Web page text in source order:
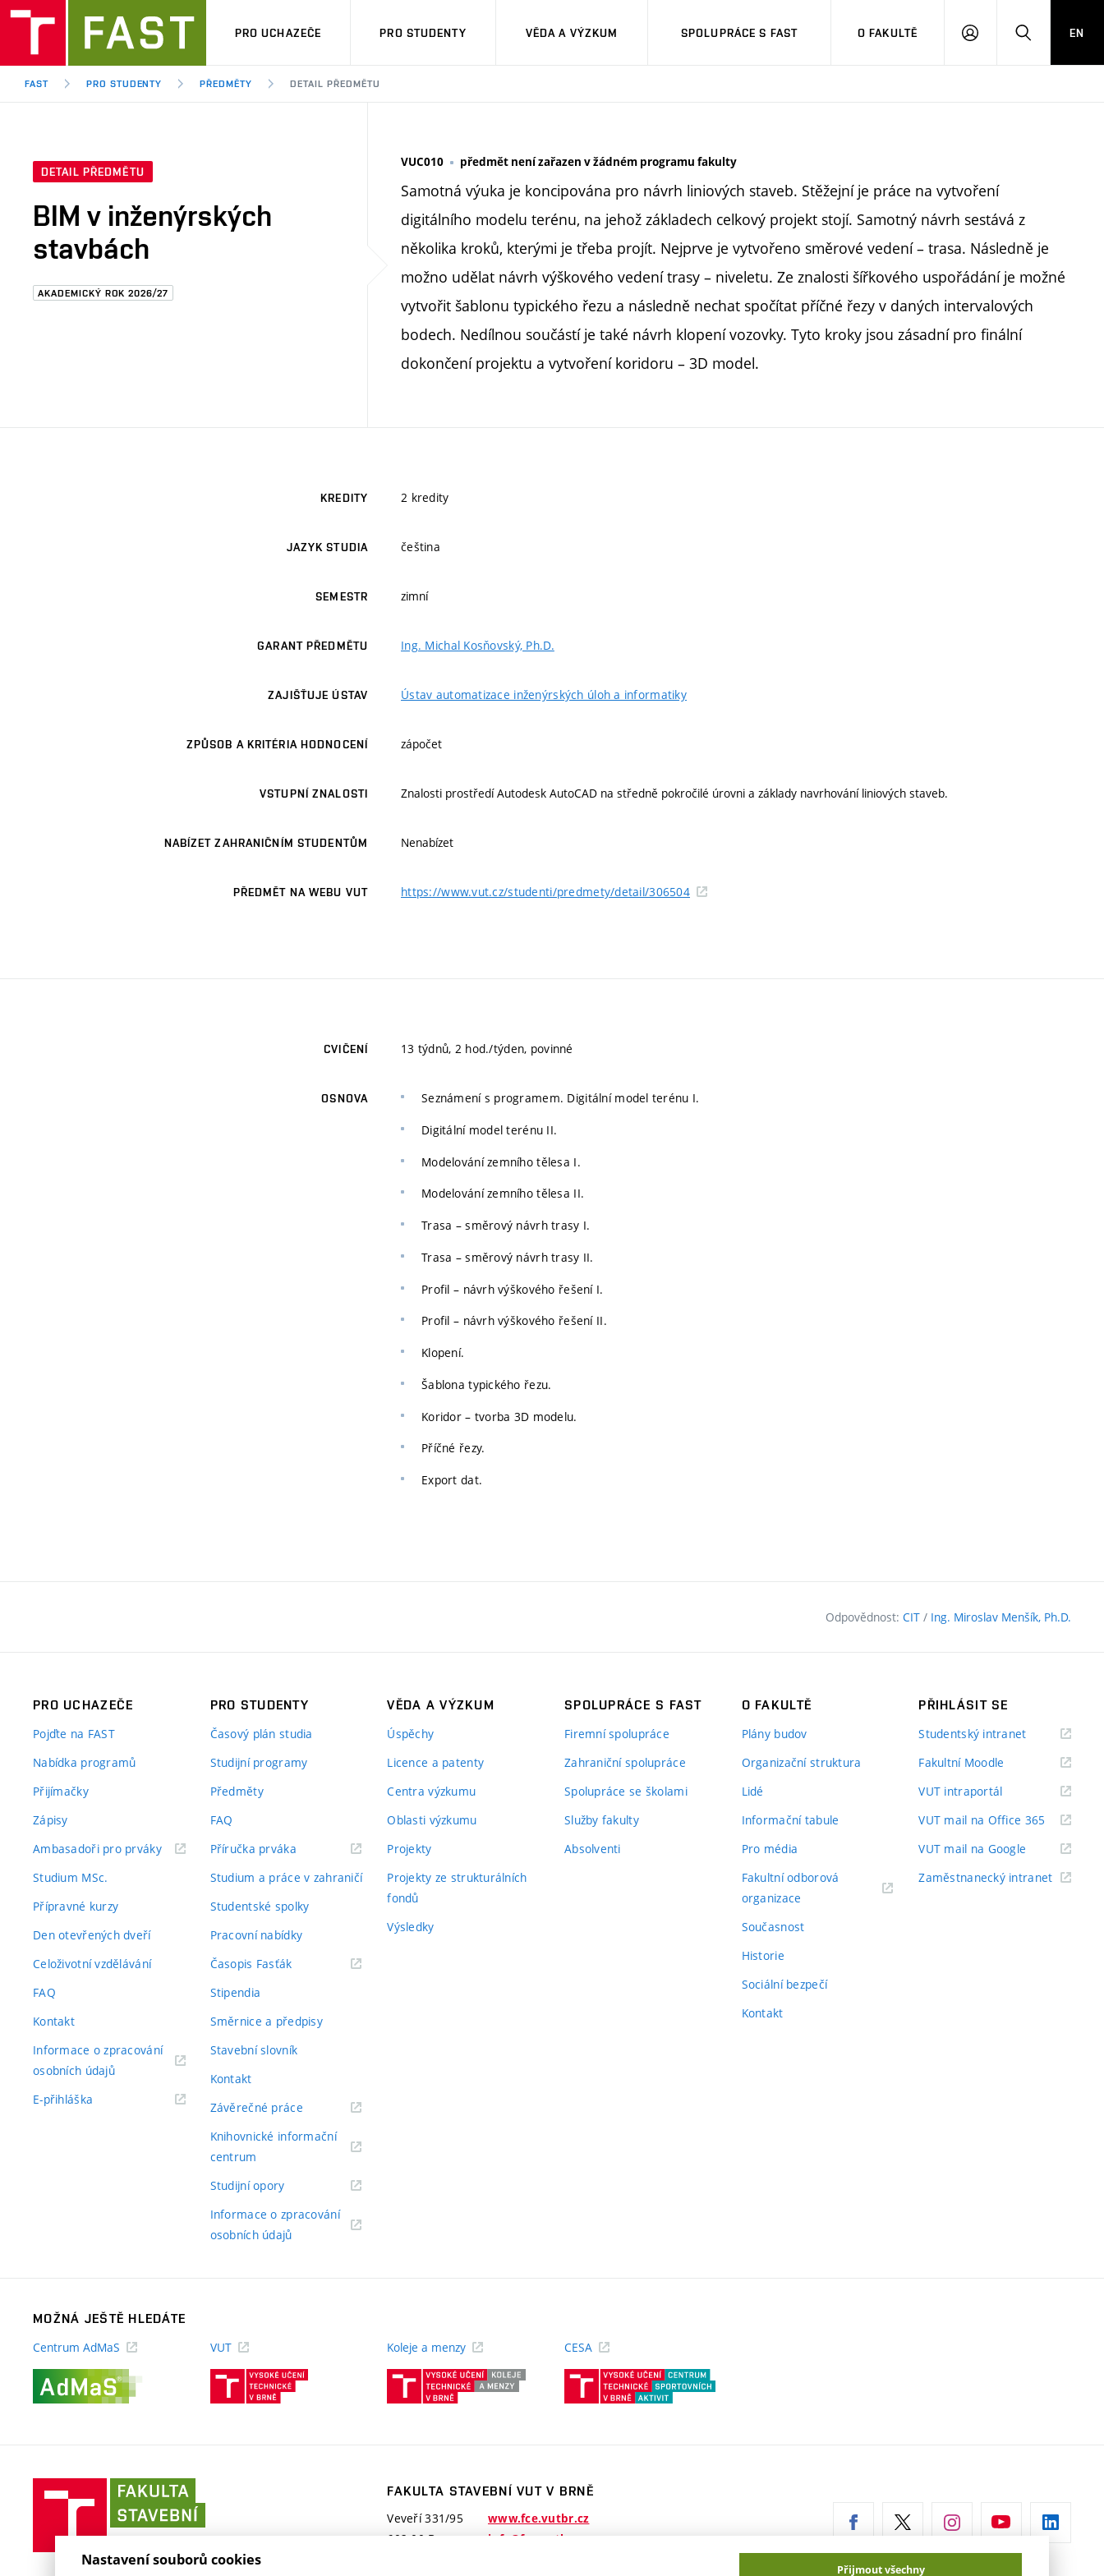
PRO UCHAZEČE PRO STUDENTY VĚDA A VÝZKUM SPOLUPRÁCE S FAST O FAKULTĚ
PŘIHLÁSITHLEDAT
EN
FAST PRO STUDENTY PŘEDMĚTY DETAIL PŘEDMĚTU
DETAIL PŘEDMĚTU
BIM v inženýrských
stavbách
AKADEMICKÝ ROK 2026/27
VUC010 předmět není zařazen v žádném programu fakulty
Samotná výuka je koncipována pro návrh liniových staveb. Stěžejní je práce na vytvoření
digitálního modelu terénu, na jehož základech celkový projekt stojí. Samotný návrh sestává z
několika kroků, kterými je třeba projít. Nejprve je vytvořeno směrové vedení – trasa. Následně je
možno udělat návrh výškového vedení trasy – niveletu. Ze znalosti šířkového uspořádání je možné
vytvořit šablonu typického řezu a následně nechat spočítat příčné řezy v daných intervalových
bodech. Nedílnou součástí je také návrh klopení vozovky. Tyto kroky jsou zásadní pro finální
dokončení projektu a vytvoření koridoru – 3D model.
KREDITY 2 kredity
JAZYK STUDIA čeština
SEMESTR zimní
GARANT PŘEDMĚTU Ing. Michal Kosňovský, Ph.D.
ZAJIŠŤUJE ÚSTAV Ústav automatizace inženýrských úloh a informatiky
ZPŮSOB A KRITÉRIA HODNOCENÍ zápočet
VSTUPNÍ ZNALOSTI Znalosti prostředí Autodesk AutoCAD na středně pokročilé úrovni a základy navrhování liniových staveb.
NABÍZET ZAHRANIČNÍM STUDENTŮM Nenabízet
PŘEDMĚT NA WEBU VUT https://www.vut.cz/studenti/predmety/detail/306504
CVIČENÍ 13 týdnů, 2 hod./týden, povinné
OSNOVA Seznámení s programem. Digitální model terénu I.
Digitální model terénu II.
Modelování zemního tělesa I.
Modelování zemního tělesa II.
Trasa – směrový návrh trasy I.
Trasa – směrový návrh trasy II.
Profil – návrh výškového řešení I.
Profil – návrh výškového řešení II.
Klopení.
Šablona typického řezu.
Koridor – tvorba 3D modelu.
Příčné řezy.
Export dat.
Odpovědnost: CIT / Ing. Miroslav Menšík, Ph.D.
PRO UCHAZEČE
Pojďte na FAST
Nabídka programů
Přijímačky
Zápisy
Ambasadoři pro prváky(externí
Studium MSc.
Přípravné kurzy
Den otevřených dveří
Celoživotní vzdělávání
FAQ
Kontakt
Informace o zpracování
osobních údajů(externí
E-přihláška
PRO STUDENTY
Časový plán studia
Studijní programy
Předměty
FAQ
Příručka prváka(externí
Studium a práce v zahraničí
Studentské spolky
Pracovní nabídky
Časopis Fasťák(externí
Stipendia
Směrnice a předpisy
Stavební slovník
Kontakt
Závěrečné práce(externí
Knihovnické informační
centrum
Studijní opory(externí
Informace o zpracování
osobních údajů(externí
VĚDA A VÝZKUM
Úspěchy
Licence a patenty
Centra výzkumu
Oblasti výzkumu
Projekty
Projekty ze strukturálních
fondů
Výsledky
SPOLUPRÁCE S FAST
Firemní spolupráce
Zahraniční spolupráce
Spolupráce se školami
Služby fakulty
Absolventi
O FAKULTĚ
Plány budov
Organizační struktura
Lidé
Informační tabule
Pro média
Fakultní odborová
organizace
Současnost
Historie
Sociální bezpečí
Kontakt
PŘIHLÁSIT SE
Studentský intranet(externí
Fakultní Moodle
VUT intraportál(externí
VUT mail na Office 365 (externí
VUT mail na Google (externí
Zaměstnanecký intranet(externí
MOŽNÁ JEŠTĚ HLEDÁTE
Centrum AdMaS
VUT
(externí
Koleje a menzy
(externí
CESA
stavební
VUT
Brně
FAKULTA STAVEBNÍ VUT V BRNĚ
Veveří 331/95
602 00 Brno
www.fce.vutbr.cz
info@fce.vutbr.cz
Nastavení souborů cookies
Přijmout všechny